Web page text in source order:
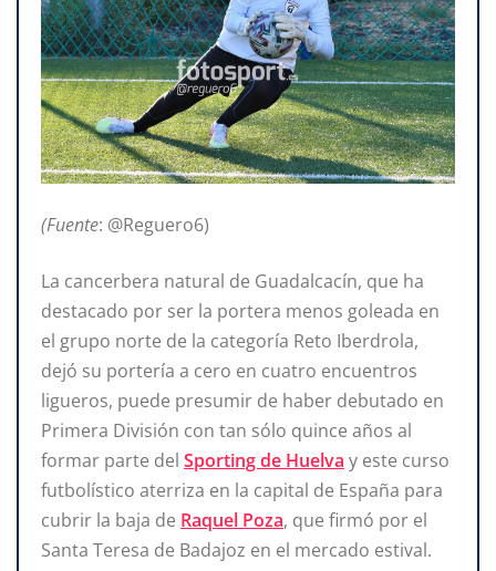
(Fuente: @Reguero6)
La cancerbera natural de Guadalcacín, que ha
destacado por ser la portera menos goleada en
el grupo norte de la categoría Reto Iberdrola,
dejó su portería a cero en cuatro encuentros
ligueros, puede presumir de haber debutado en
Primera División con tan sólo quince años al
formar parte del Sporting de Huelva y este curso
futbolístico aterriza en la capital de España para
cubrir la baja de Raquel Poza, que firmó por el
Santa Teresa de Badajoz en el mercado estival.